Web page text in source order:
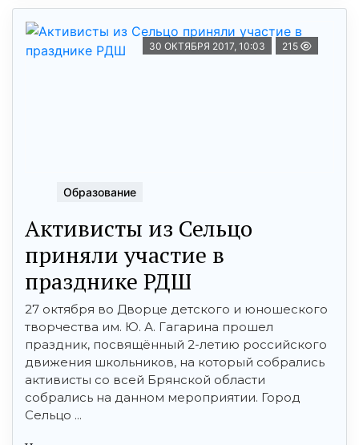
30 ОКТЯБРЯ 2017, 10:03 215
Образование
Активисты из Сельцо
приняли участие в
празднике РДШ
27 октября во Дворце детского и юношеского
творчества им. Ю. А. Гагарина прошел
праздник, посвящённый 2-летию российского
движения школьников, на который собрались
активисты со всей Брянской области
собрались на данном мероприятии. Город
Сельцо ...